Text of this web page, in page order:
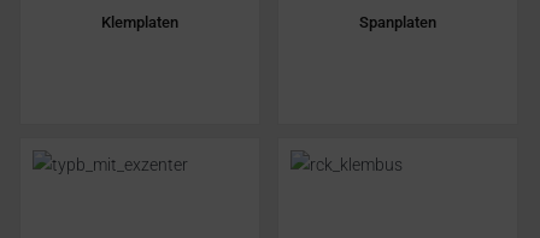
Klemplaten Spanplaten